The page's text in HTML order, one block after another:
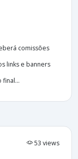
comissões
links e banners
53 views